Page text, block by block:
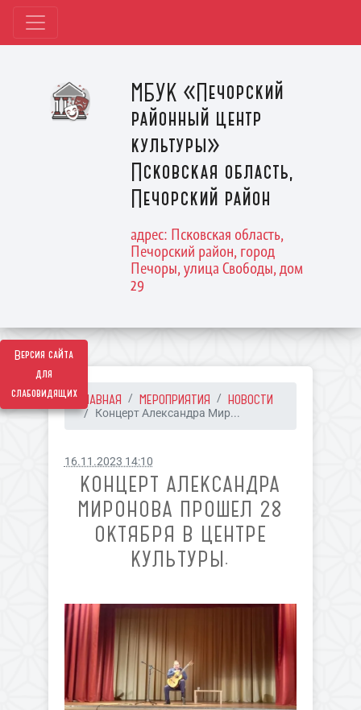
Версия сайта
для
слабовидящих
МБУК «Печорский
районный центр
культуры»
Псковская область,
Печорский район
адрес: Псковская область,
Печорский район, город
Печоры, улица Свободы, дом
29
ГЛАВНАЯ МЕРОПРИЯТИЯ НОВОСТИ
Концерт Александра Мир...
16.11.2023 14:10
КОНЦЕРТ АЛЕКСАНДРА
МИРОНОВА ПРОШЕЛ 28
ОКТЯБРЯ В ЦЕНТРЕ
КУЛЬТУРЫ.